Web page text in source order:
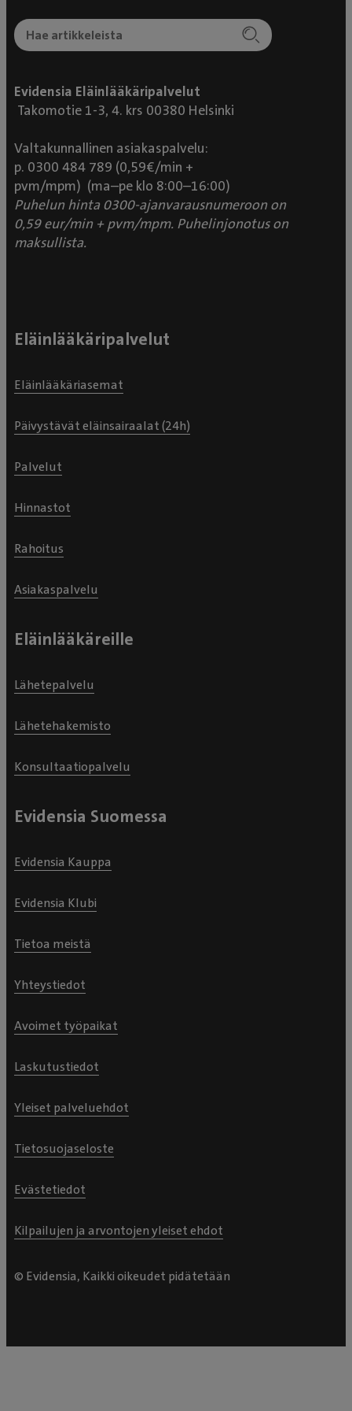
jatkohoitoon Espoon eläinsairaalaan, sillä koiralle
täytyi tehdä verensiirto, mutta olen äärimmäisen
Mevetissä tarjottiin meille tälläkin kertaa. Valon
omistaja kiittää!
Evidensia Eläinlääkäripalvelut
Takomotie 1-3, 4. krs 00380 Helsinki
Valtakunnallinen asiakaspalvelu:
p. 0300 484 789 (0,59€/min +
pvm/mpm) (ma–pe klo 8:00–16:00)
Puhelun hinta 0300-ajanvarausnumeroon on
0,59 eur/min + pvm/mpm. Puhelinjonotus on
maksullista.
Eläinlääkäripalvelut
Eläinlääkäriasemat
Päivystävät eläinsairaalat (24h)
Palvelut
Hinnastot
Rahoitus
Asiakaspalvelu
Eläinlääkäreille
Lähetepalvelu
Lähetehakemisto
Konsultaatiopalvelu
Evidensia Suomessa
Evidensia Kauppa
Evidensia Klubi
Tietoa meistä
Yhteystiedot
Avoimet työpaikat
Laskutustiedot
Yleiset palveluehdot
Tietosuojaseloste
Evästetiedot
Kilpailujen ja arvontojen yleiset ehdot
© Evidensia, Kaikki oikeudet pidätetään